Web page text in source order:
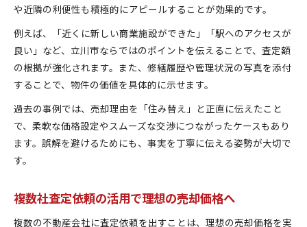
や近隣の利便性も積極的にアピールすることが効果的です。
例えば、「近くに新しい商業施設ができた」「駅へのアクセスが
良い」など、立川市ならではのポイントを伝えることで、査定額
の根拠が強化されます。また、修繕履歴や管理状況の写真を添付
することで、物件の価値を具体的に示せます。
過去の事例では、売却理由を「住み替え」と正直に伝えたこと
で、柔軟な価格設定やスムーズな交渉につながったケースもあり
ます。誤解を避けるためにも、事実を丁寧に伝える姿勢が大切で
す。
複数社査定依頼の活用で理想の売却価格へ
複数の不動産会社に査定依頼を出すことは、理想の売却価格を実